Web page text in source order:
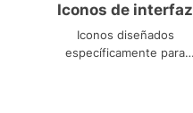
Iconos de interfaz
Iconos diseñados
específicamente para